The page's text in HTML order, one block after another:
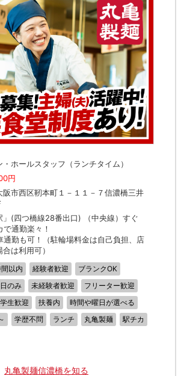
・ホールスタッフ（ランチタイム）
円
阪市西区靭本町１－１１－７信濃橋三井
」(四つ橋線28番出口) （中央線）すぐ
通勤楽々！
勤も可！（駐輪場料金は自己負担、店
は利用可）
以内 経験者歓迎
ブランクOK
のみ 未経験者歓迎
フリーター歓迎
生歓迎 扶養内
時間や曜日が選べる
学歴不問 ランチ 丸亀製麺
駅チカ
丸亀製麺信濃橋を知る